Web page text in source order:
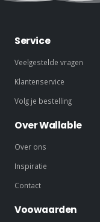
Service
Veelgestelde vragen
Klantenservice
Volg je bestelling
Over Wallable
Over ons
Inspiratie
Contact
Voowaarden